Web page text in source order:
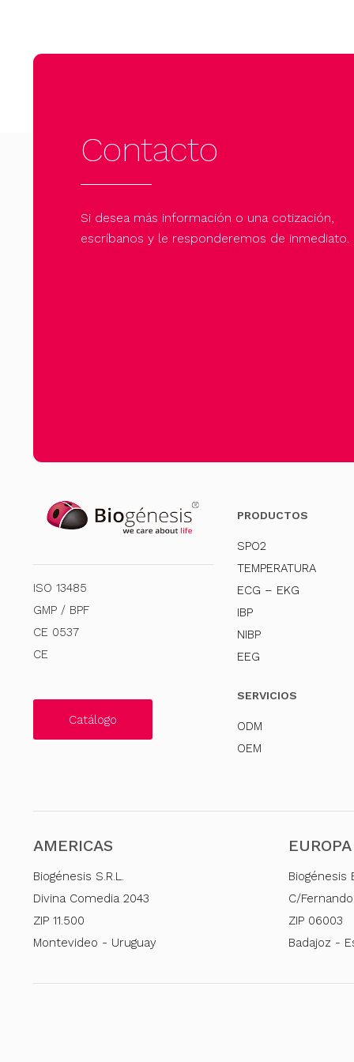
Contacto
Si desea más información o una cotización,
escríbanos y le responderemos de inmediato.
ISO 13485
GMP / BPF
CE 0537
CE
Catálogo
PRODUCTOS
SPO2
TEMPERATURA
ECG – EKG
IBP
NIBP
EEG
SERVICIOS
ODM
OEM
AMERICAS
Biogénesis S.R.L.
Divina Comedia 2043
ZIP 11.500
Montevideo - Uruguay
EUROPA
Biogénesis
C/
ZIP 06003
Badajoz -